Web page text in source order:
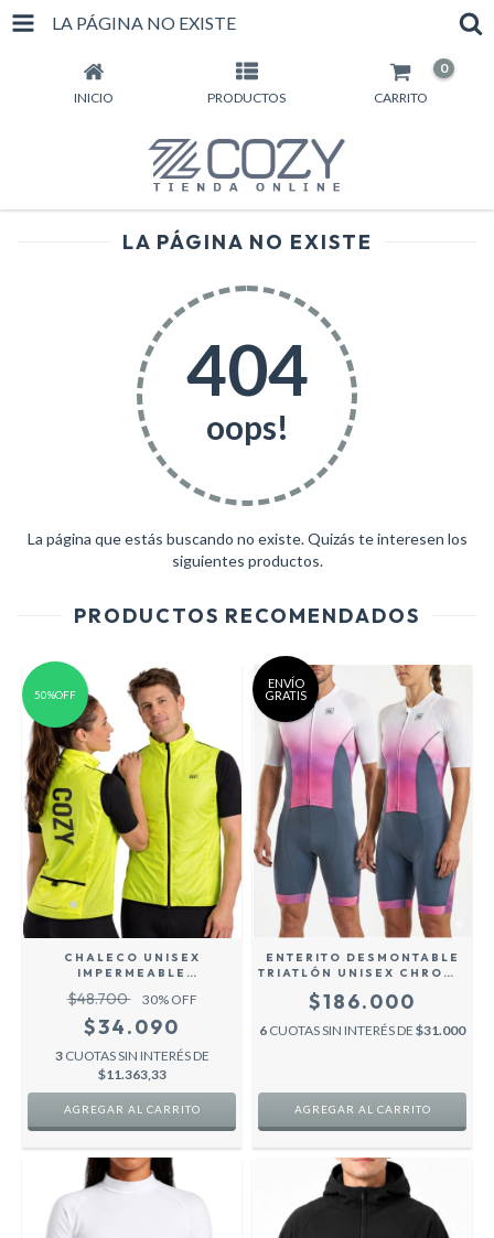
LA PÁGINA NO EXISTE
INICIO PRODUCTOS CARRITO
0
LA PÁGINA NO EXISTE
404
oops!
La página que estás buscando no existe. Quizás te interesen los
siguientes productos.
PRODUCTOS RECOMENDADOS
50%OFF
CHALECO UNISEX
IMPERMEABLE
ULTRALIGERO FLUO -
COZY SPORT
$48.700 30% OFF
$34.090
3 CUOTAS SIN INTERÉS DE
$11.363,33
AGREGAR AL CARRITO
ENVÍO
GRATIS
ENTERITO DESMONTABLE
TRIATLÓN UNISEX CHROMA
$186.000
6 CUOTAS SIN INTERÉS DE $31.000
AGREGAR AL CARRITO